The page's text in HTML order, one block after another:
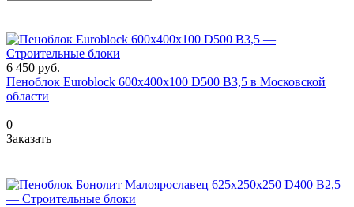
6 450 руб.
Пеноблок Euroblock 600х400х100 D500 В3,5 в Московской
области
0
Заказать